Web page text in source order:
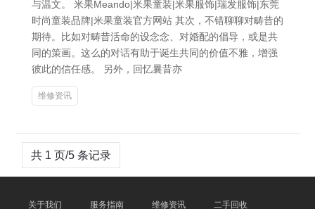
与温文。 米果Meando|米果童装|米果服饰|瑞发服饰|东莞
时尚童装品牌|米果童装官方网站 其次，不错聊聊对畴昔的
期待。比如对畴昔活命的设念念、对婚配的倡导，或是共
同的策画。这么的对话有助于诞生共同的价值不雅，增强
彼此的信任感。 另外，回忆曩昔亦
维修资讯
共 1 页/5 条记录
关于我们 服务指南 维修资讯 二手回收